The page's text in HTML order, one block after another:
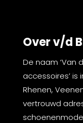
Over v/d
De naam ‘Van
accessoires’ is
Rhenen,
vertrouwd